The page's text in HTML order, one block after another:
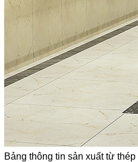
Bảng thông tin sản xuất từ